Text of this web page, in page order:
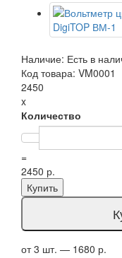
Наличие: Есть в
Код товара: VM0001
2450
x
Количество
=
2450 р.
Купить
от 3 шт. — 1680 р.